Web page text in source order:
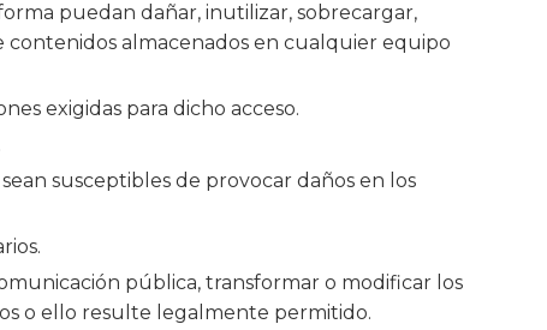
puedan dañar, inutilizar, sobrecargar,
contenidos almacenados en cualquier equipo
exigidas para dicho acceso.
susceptibles de provocar daños en los
pública, transformar o modificar los
o ello resulte legalmente permitido.